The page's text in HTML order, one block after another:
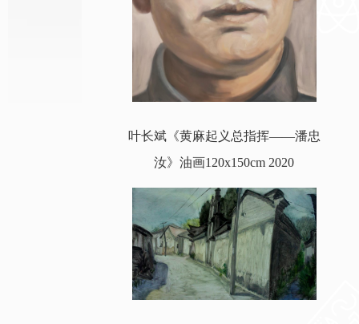
叶长斌《黄麻起义总指挥——潘忠
汝》油画120x150cm 2020